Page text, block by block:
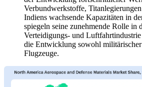
Verbundwerkstoffe,
Indiens wachsende Kapazitäten in
spiegeln seine zunehmende Rolle in
Verteidigungs- und
die Entwicklung sowohl
Flugzeuge.